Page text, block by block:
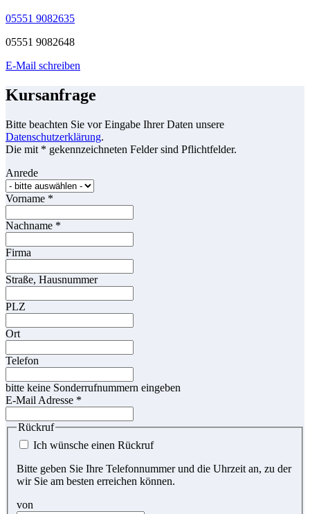
05551 9082635
05551 9082648
E-Mail schreiben
Kursanfrage
Bitte beachten Sie vor Eingabe Ihrer Daten unsere
Datenschutzerklärung.
Die mit * gekennzeichneten Felder sind Pflichtfelder.
Anrede
Vorname *
Nachname *
Firma
Straße, Hausnummer
PLZ
Ort
Telefon
bitte keine Sonderrufnummern eingeben
E-Mail Adresse *
Rückruf
Ich wünsche einen Rückruf
Bitte geben Sie Ihre Telefonnummer und die Uhrzeit an, zu der
wir Sie am besten erreichen können.
von